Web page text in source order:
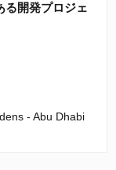
開発プロジェ
- Abu Dhabi